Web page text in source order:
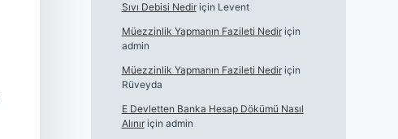
Sıvı Debisi Nediriçin Levent
Müezzinlik Yapmanın Fazileti Nediriçin
admin
Müezzinlik Yapmanın Fazileti Nediriçin
Rüveyda
E Devletten Banka Hesap Dökümü Nasıl
Alınıriçin admin